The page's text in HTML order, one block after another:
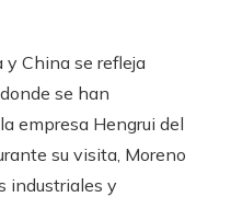
y China se refleja
se han
empresa Hengrui del
su visita, Moreno
industriales y